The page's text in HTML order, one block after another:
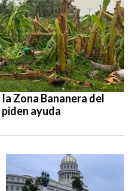
Zona Bananera del
ayuda